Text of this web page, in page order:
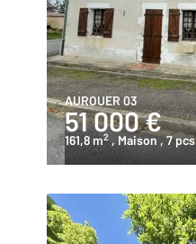
AUROUER 03
51 000 €
161,8 m2 , Maison, 7 pcs